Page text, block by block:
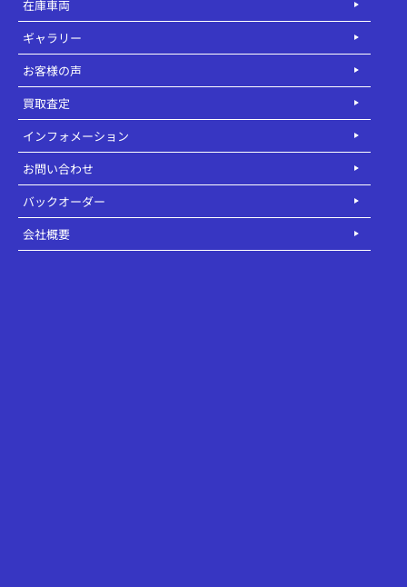
在庫車両
ギャラリー
お客様の声
買取査定
インフォメーション
お問い合わせ
バックオーダー
会社概要